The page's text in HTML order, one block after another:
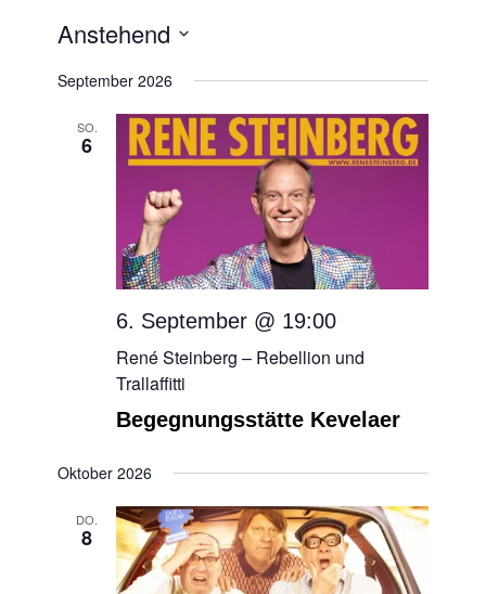
Anstehend
September 2026
SO.
6
6. September @ 19:00
René Steinberg – Rebellion und
Trallaffitti
Begegnungsstätte Kevelaer
Oktober 2026
DO.
8